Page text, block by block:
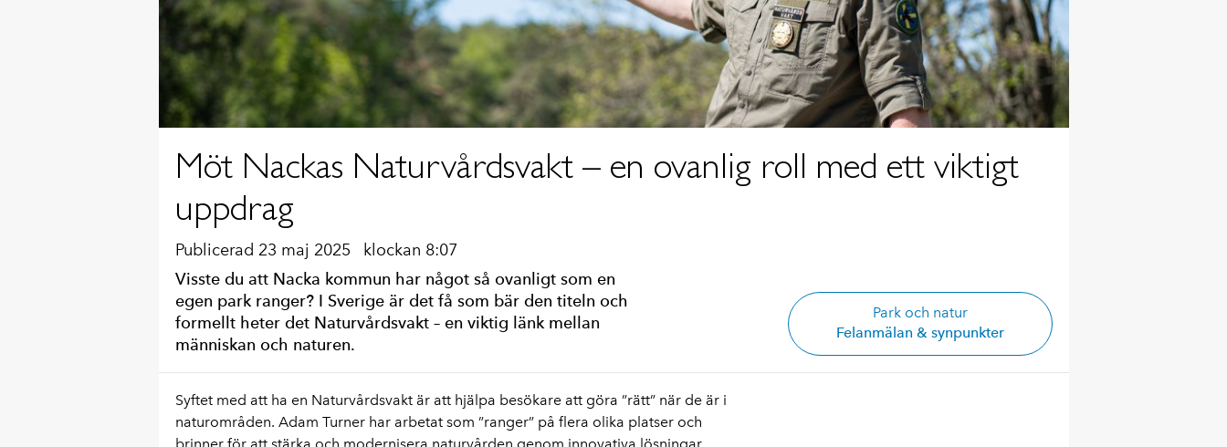
Möt Nackas Naturvårdsvakt – en ovanlig roll med ett viktigt
uppdrag
Publicerad 23 maj 2025 klockan 8:07
Visste du att Nacka kommun har något så ovanligt som en
egen park ranger? I Sverige är det få som bär den titeln och
formellt heter det Naturvårdsvakt – en viktig länk mellan
människan och naturen.
Park och natur
Felanmälan & synpunkter
Syftet med att ha en Naturvårdsvakt är att hjälpa besökare att göra ”rätt” när de är i
naturområden. Adam Turner har arbetat som ”ranger” på flera olika platser och